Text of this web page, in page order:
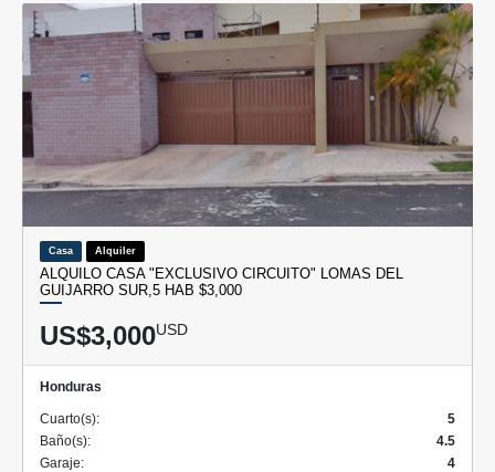
Casa Alquiler
ALQUILO CASA "EXCLUSIVO CIRCUITO" LOMAS DEL
GUIJARRO SUR,5 HAB $3,000
US$3,000USD
Honduras
Cuarto(s):
5
Baño(s):
4.5
Garaje:
4